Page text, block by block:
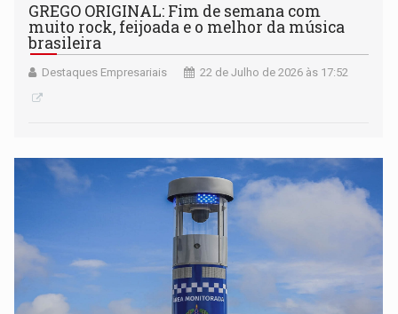
GREGO ORIGINAL: Fim de semana com
muito rock, feijoada e o melhor da música
brasileira
Destaques Empresariais 22 de Julho de 2026 às 17:52